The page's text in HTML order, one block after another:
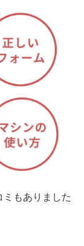
もありました